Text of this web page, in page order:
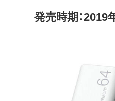
発売時期：2019